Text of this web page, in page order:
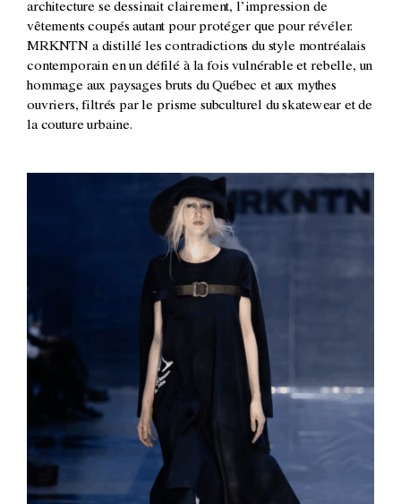
architecture se dessinait clairement, l’impression de
vêtements coupés autant pour protéger que pour révéler.
MRKNTN a distillé les contradictions du style montréalais
contemporain en un défilé à la fois vulnérable et rebelle, un
hommage aux paysages bruts du Québec et aux mythes
ouvriers, filtrés par le prisme subculturel du skatewear et de
la couture urbaine.